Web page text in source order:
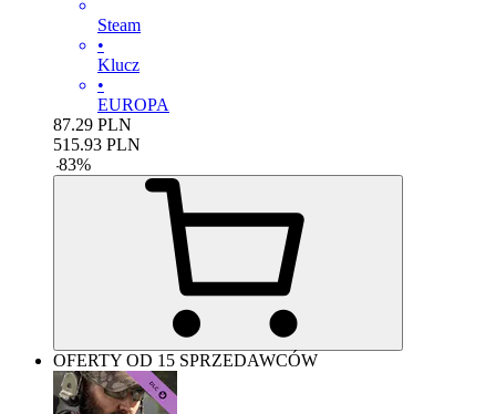
Steam
•
Klucz
•
EUROPA
87.29 PLN
515.93 PLN
-83%
OFERTY OD 15 SPRZEDAWCÓW